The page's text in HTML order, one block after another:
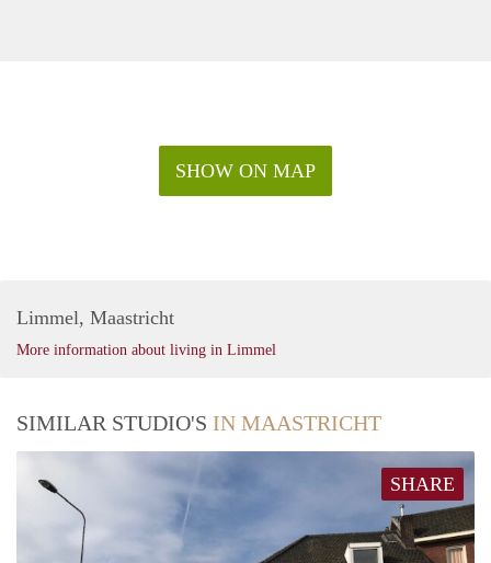
SHOW ON MAP
Limmel, Maastricht
More information about living in Limmel
SIMILAR STUDIO'S IN MAASTRICHT
SHARE